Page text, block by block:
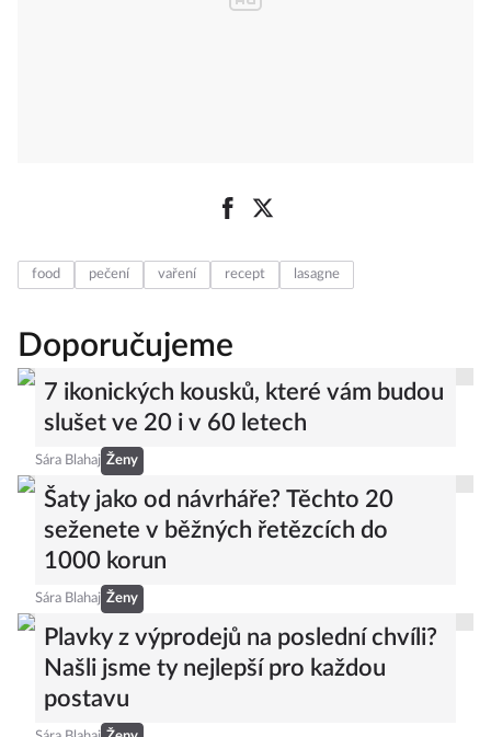
food pečení vaření recept lasagne
Doporučujeme
7 ikonických kousků, které vám budou
slušet ve 20 i v 60 letech
Sára Blahaj Ženy
Šaty jako od návrháře? Těchto 20
seženete v běžných řetězcích do
1000 korun
Sára Blahaj Ženy
Plavky z výprodejů na poslední chvíli?
Našli jsme ty nejlepší pro každou
postavu